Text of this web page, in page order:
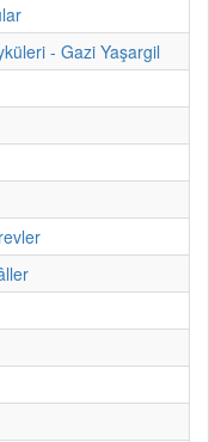
- Gazi Yaşargil